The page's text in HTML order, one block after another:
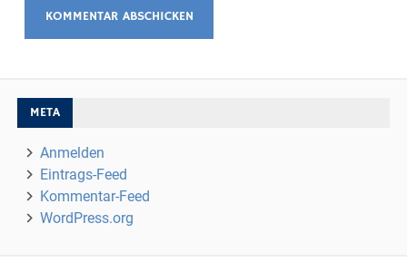
META
Anmelden
Eintrags-Feed
Kommentar-Feed
WordPress.org